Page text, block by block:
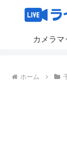
カメラマ
ホーム